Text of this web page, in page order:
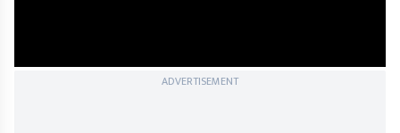
ADVERTISEMENT